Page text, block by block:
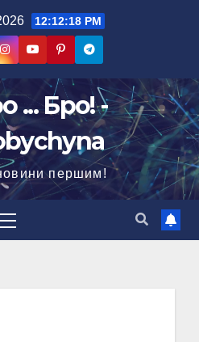
12:12:19 PM
... Бро! -
першим!